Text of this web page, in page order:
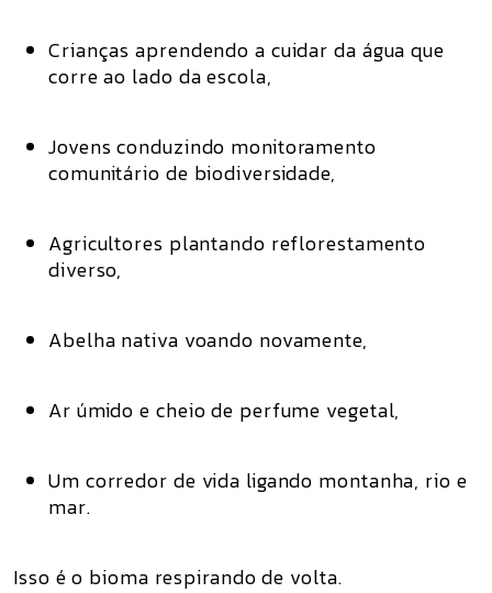
Crianças aprendendo a cuidar da água que
corre ao lado da escola,
Jovens conduzindo monitoramento
comunitário de biodiversidade,
Agricultores plantando reflorestamento
diverso,
Abelha nativa voando novamente,
Ar úmido e cheio de perfume vegetal,
Um corredor de vida ligando montanha, rio e
mar.
Isso éo bioma respirando de volta.